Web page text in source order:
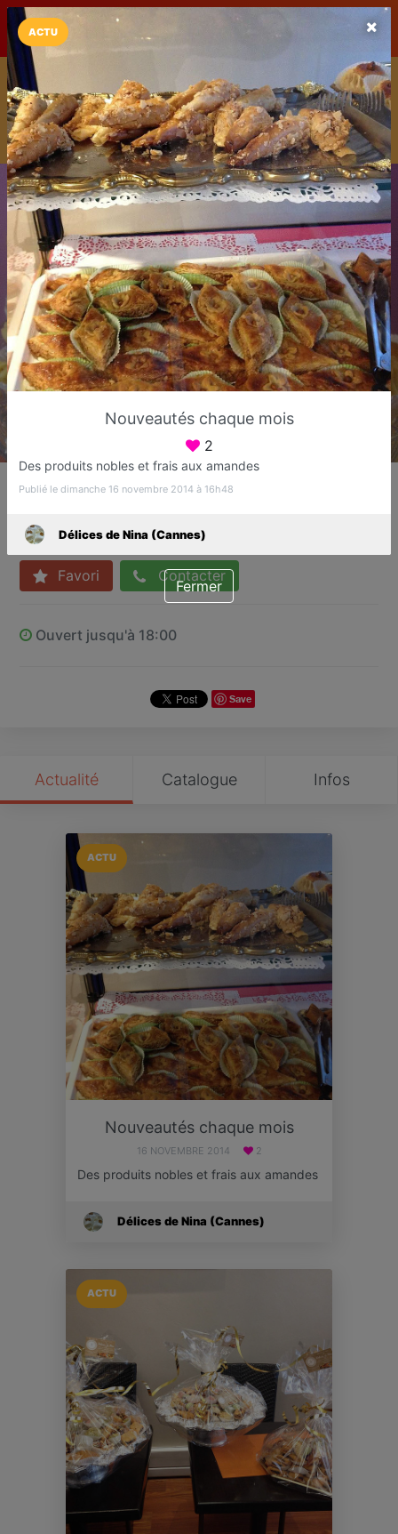
LaCarte Play Store
Installez l'App LaCarte
Téléchargez gratuitement l'app LaCarte pour suivre vos
commerces favoris et ne rien rater !
Télécharger Plus tard
Délices de Nina (Cannes)
Favori Contacter
Ouvert jusqu'à 18:00
Save
Actualité Catalogue Infos
ACTU
Nouveautés chaque mois
16 NOVEMBRE 2014 2
Des produits nobles et frais aux amandes
Délices de Nina (Cannes)
ACTU
ACTU
Nouveautés chaque mois
2
Des produits nobles et frais aux amandes
Publié le dimanche 16 novembre 2014 à 16h48
Délices de Nina (Cannes)
Fermer